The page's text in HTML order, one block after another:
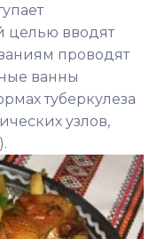
целью вводят
проводят
ванны
туберкулеза
узлов,